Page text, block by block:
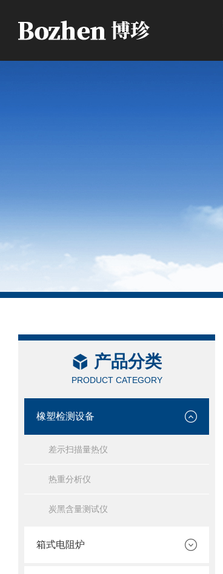
产品分类
PRODUCT CATEGORY
橡塑检测设备
差示扫描量热仪
热重分析仪
炭黑含量测试仪
箱式电阻炉